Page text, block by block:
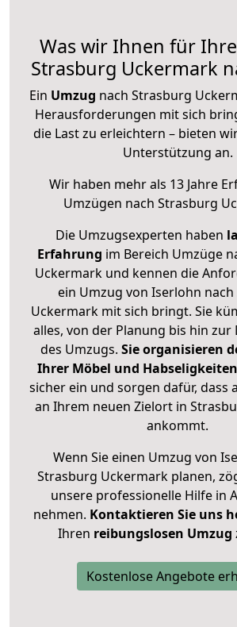
Was wir Ihnen für
Strasburg Uckermark
Ein Umzug nach Strasburg
Herausforderungen mit sich
die Last zu erleichtern – bieten
Unterstützung an.
Wir haben mehr als 13 Jahre
Umzügen nach Strasburg
Die Umzugsexperten haben
Erfahrung im Bereich Umzüge
Uckermark und kennen die
ein Umzug von Iserlohn
Uckermark mit sich bringt. Sie
alles, von der Planung bis hin
des Umzugs. Sie organisieren
Ihrer Möbel und Habseligkeiten
sicher ein und sorgen dafür, dass
an Ihrem neuen Zielort in
ankommt.
Wenn Sie einen Umzug von
Strasburg Uckermark planen,
unsere professionelle Hilfe in
nehmen. Kontaktieren Sie uns
Ihren reibungslosen Umzug
Kostenlose Angebote